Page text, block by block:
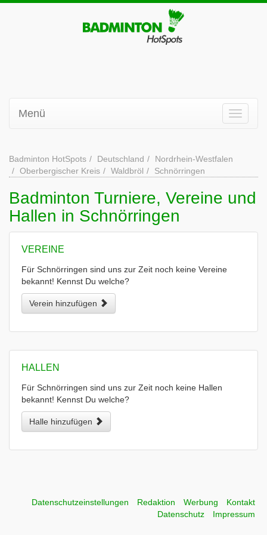
Menü
Badminton HotSpots Deutschland
Nordrhein-Westfalen
Oberbergischer Kreis
Waldbröl Schnörringen
Badminton Turniere, Vereine und
Hallen in Schnörringen
VEREINE
Für Schnörringen sind uns zur Zeit noch keine Vereine
bekannt! Kennst Du welche?
Verein hinzufügen
HALLEN
Für Schnörringen sind uns zur Zeit noch keine Hallen
bekannt! Kennst Du welche?
Halle hinzufügen
Datenschutzeinstellungen Redaktion Werbung
Kontakt
Datenschutz
Impressum